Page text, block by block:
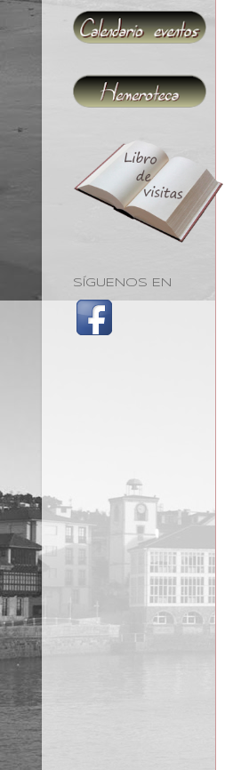
SÍGUENOS EN